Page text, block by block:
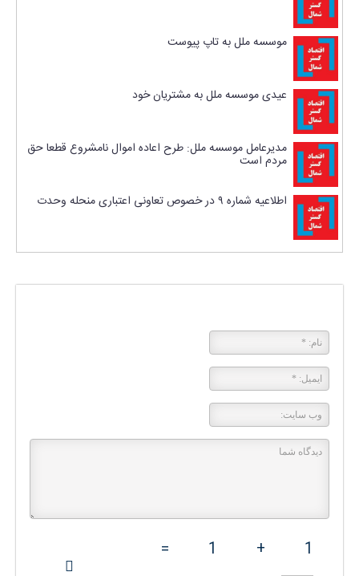
موسسه ملل به تاپ پیوست
عیدی موسسه ملل به مشتریان خود
مدیرعامل موسسه ملل: طرح اعاده اموال نامشروع قطعا حق
مردم است
اطلاعیه شماره ۹ در خصوص تعاونی اعتباری منحله وحدت
1
+
1
=